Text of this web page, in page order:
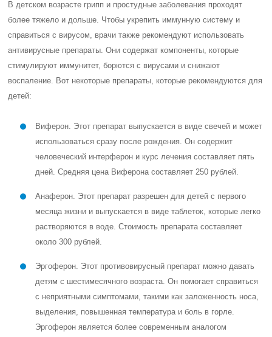
В детском возрасте грипп и простудные заболевания проходят
более тяжело и дольше. Чтобы укрепить иммунную систему и
справиться с вирусом, врачи также рекомендуют использовать
антивирусные препараты. Они содержат компоненты, которые
стимулируют иммунитет, борются с вирусами и снижают
воспаление. Вот некоторые препараты, которые рекомендуются для
детей:
Виферон. Этот препарат выпускается в виде свечей и может
использоваться сразу после рождения. Он содержит
человеческий интерферон и курс лечения составляет пять
дней. Средняя цена Виферона составляет 250 рублей.
Анаферон. Этот препарат разрешен для детей с первого
месяца жизни и выпускается в виде таблеток, которые легко
растворяются в воде. Стоимость препарата составляет
около 300 рублей.
Эргоферон. Этот противовирусный препарат можно давать
детям с шестимесячного возраста. Он помогает справиться
с неприятными симптомами, такими как заложенность носа,
выделения, повышенная температура и боль в горле.
Эргоферон является более современным аналогом